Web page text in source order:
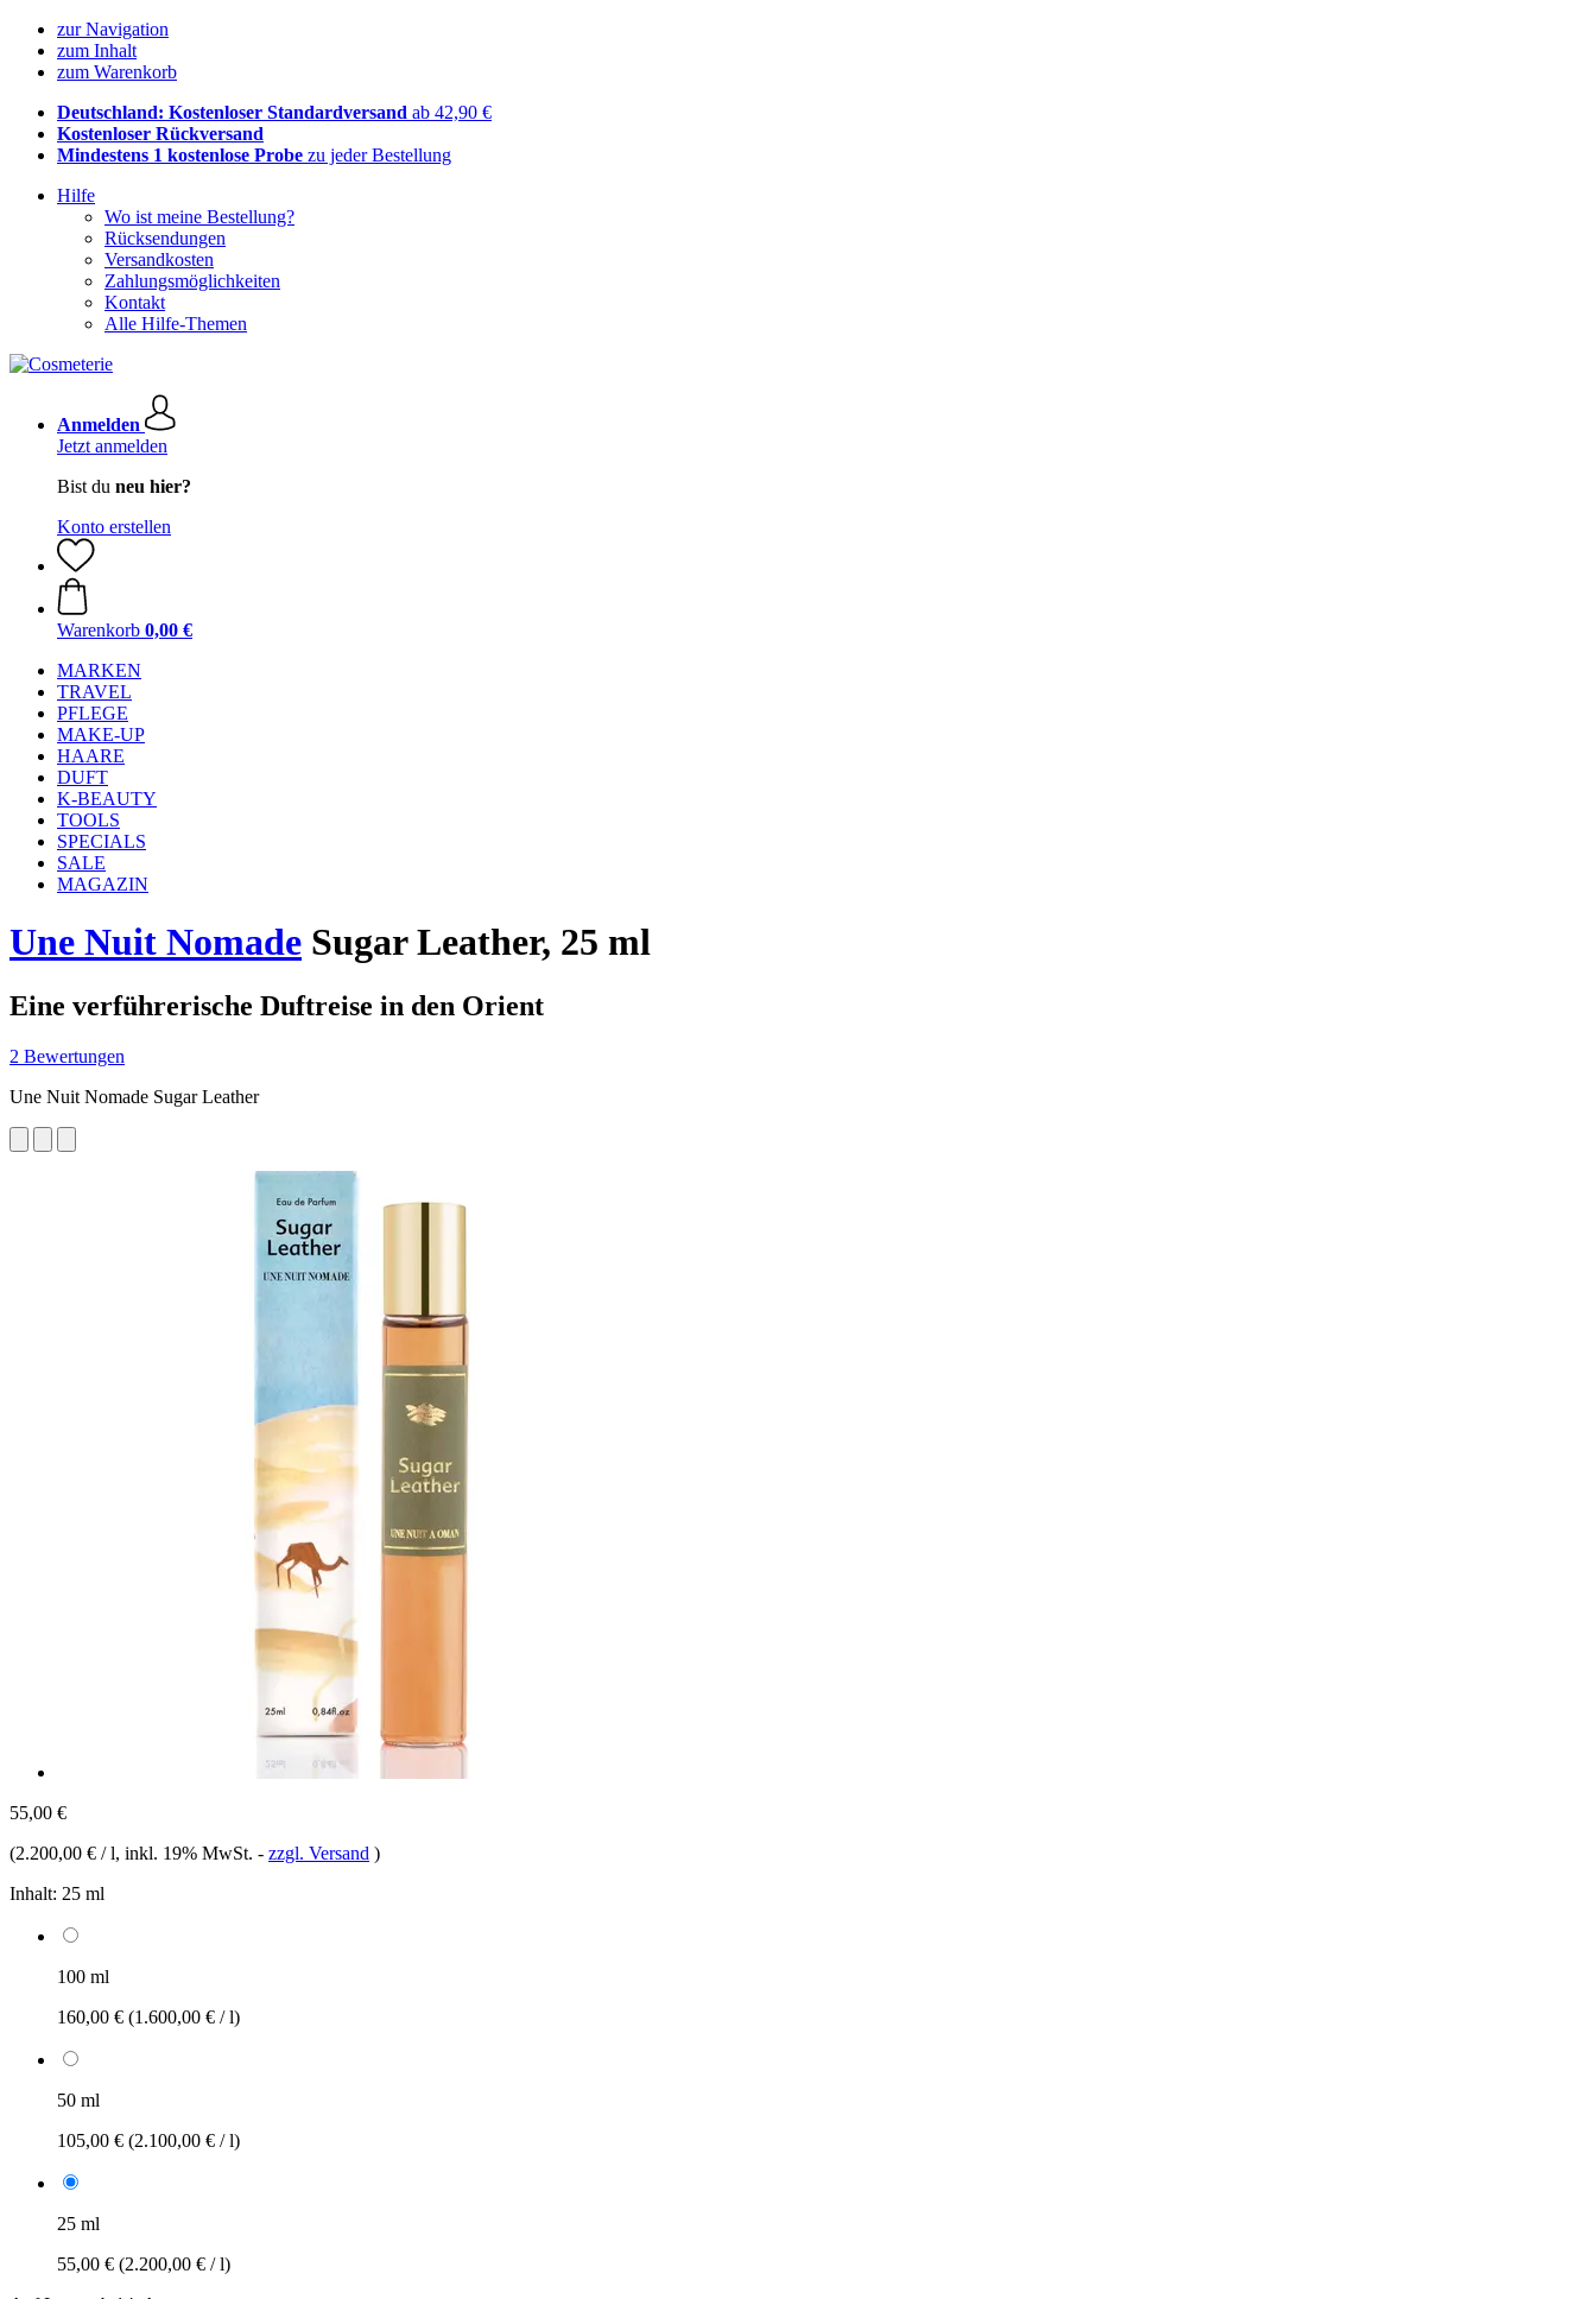
zur Navigation
zum Inhalt
zum Warenkorb
Deutschland: Kostenloser Standardversand ab 42,90 €
Kostenloser Rückversand
Mindestens 1 kostenlose Probe zu jeder Bestellung
Hilfe
Wo ist meine Bestellung?
Rücksendungen
Versandkosten
Zahlungsmöglichkeiten
Kontakt
Alle Hilfe-Themen
Anmelden
Jetzt anmelden
Bist du neu hier?
Konto erstellen
Warenkorb 0,00 €
MARKEN
TRAVEL
PFLEGE
MAKE-UP
HAARE
DUFT
K-BEAUTY
TOOLS
SPECIALS
SALE
MAGAZIN
Une Nuit Nomade Sugar Leather, 25 ml
Eine verführerische Duftreise in den Orient
2 Bewertungen
Une Nuit Nomade Sugar Leather
55,00 €
(2.200,00 € / l, inkl. 19% MwSt. - zzgl. Versand )
Inhalt: 25 ml
100 ml
160,00 € (1.600,00 € / l)
50 ml
105,00 € (2.100,00 € / l)
25 ml
55,00 € (2.200,00 € / l)